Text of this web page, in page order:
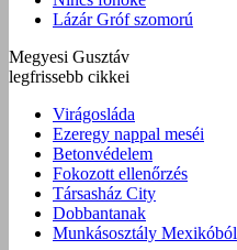
Lázár Gróf szomorú
Megyesi Gusztáv
legfrissebb cikkei
Virágosláda
Ezeregy nappal meséi
Betonvédelem
Fokozott ellenőrzés
Társasház City
Dobbantanak
Munkásosztály Mexikóból